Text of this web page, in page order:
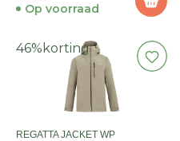
Op voorraad
46% korting
REGATTA JACKET WP